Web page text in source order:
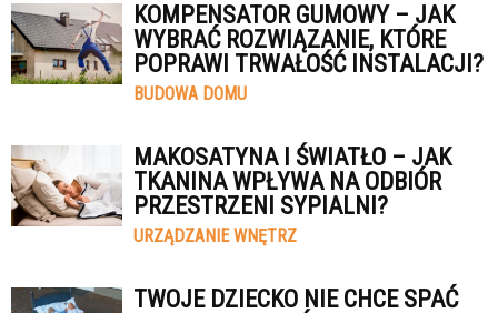
KOMPENSATOR GUMOWY – JAK
WYBRAĆ ROZWIĄZANIE, KTÓRE
POPRAWI TRWAŁOŚĆ INSTALACJI?
BUDOWA DOMU
MAKOSATYNA I ŚWIATŁO – JAK
TKANINA WPŁYWA NA ODBIÓR
PRZESTRZENI SYPIALNI?
URZĄDZANIE WNĘTRZ
TWOJE DZIECKO NIE CHCE SPAĆ